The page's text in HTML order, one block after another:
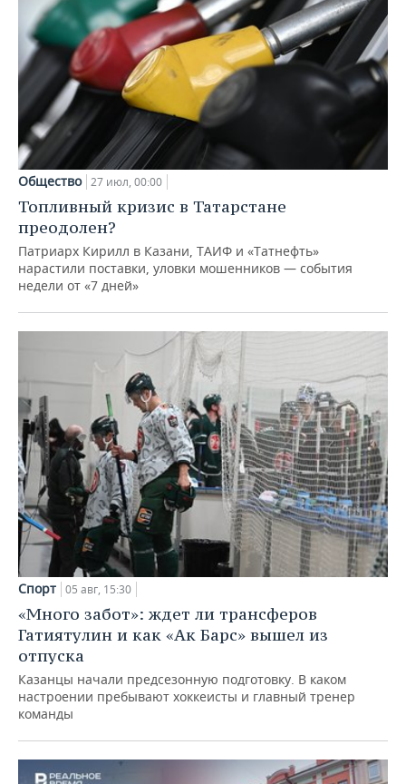
Общество 27 июл, 00:00
Топливный кризис в Татарстане
преодолен?
Патриарх Кирилл в Казани, ТАИФ и «Татнефть»
нарастили поставки, уловки мошенников — события
недели от «7 дней»
Спорт 05 авг, 15:30
«Много забот»: ждет ли трансферов
Гатиятулин и как «Ак Барс» вышел из
отпуска
Казанцы начали предсезонную подготовку. В каком
настроении пребывают хоккеисты и главный тренер
команды